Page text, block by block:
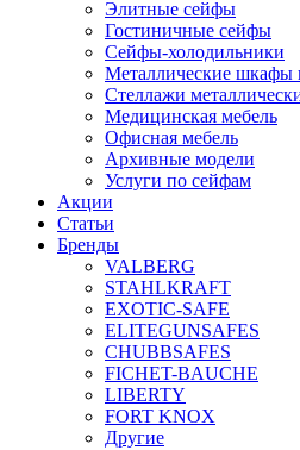
Элитные сейфы
Гостиничные сейфы
Сейфы-холодильники
Металлические шкафы
Стеллажи
Медицинская мебель
Офисная мебель
Архивные модели
Услуги по сейфам
Акции
Статьи
Бренды
VALBERG
STAHLKRAFT
EXOTIC-SAFE
ELITEGUNSAFES
CHUBBSAFES
FICHET-BAUCHE
LIBERTY
FORT KNOX
Другие